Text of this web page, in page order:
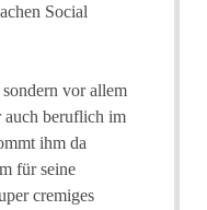
Social
vor allem
auch beruflich im
ihm da
für seine
cremiges